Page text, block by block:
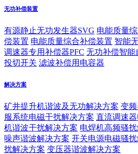
无功补偿装置
有源静止无功发生器SVG 电能质量
偿装置 电能质量综合补偿装置 智能
调速器专用补偿器PFC 无功补偿智能
投切开关 滤波补偿用电容器
解决方案
矿井提升机谐波及无功解决方案 变
服系统电磁干扰解决方案 直流调速
机谐波干扰解决方案 电焊机高频骚
噪声谐波解决方案 开关电源电磁骚
扰解决方案 变压器谐波解决方案